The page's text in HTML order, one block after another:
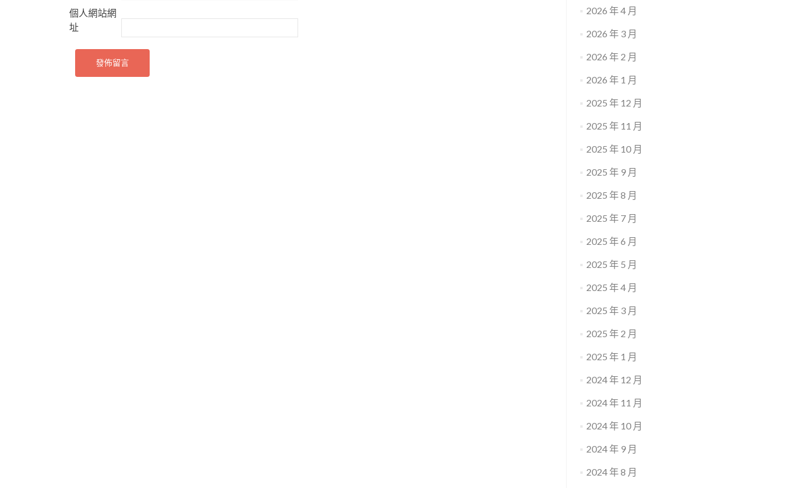
個人網站網
址
2026 年 4 月
2026 年 3 月
2026 年 2 月
2026 年 1 月
2025 年 12 月
2025 年 11 月
2025 年 10 月
2025 年 9 月
2025 年 8 月
2025 年 7 月
2025 年 6 月
2025 年 5 月
2025 年 4 月
2025 年 3 月
2025 年 2 月
2025 年 1 月
2024 年 12 月
2024 年 11 月
2024 年 10 月
2024 年 9 月
2024 年 8 月